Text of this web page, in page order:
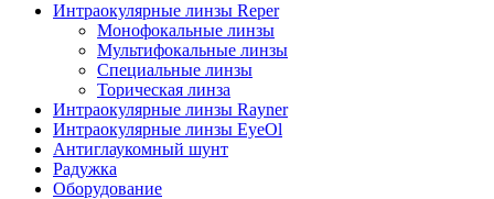
Интраокулярные линзы Reper
Монофокальные линзы
Мультифокальные линзы
Специальные линзы
Торическая линза
Интраокулярные линзы Rayner
Интраокулярные линзы EyeOl
Антиглаукомный шунт
Радужка
Оборудование